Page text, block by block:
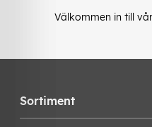
Välkommen in till
Sortiment